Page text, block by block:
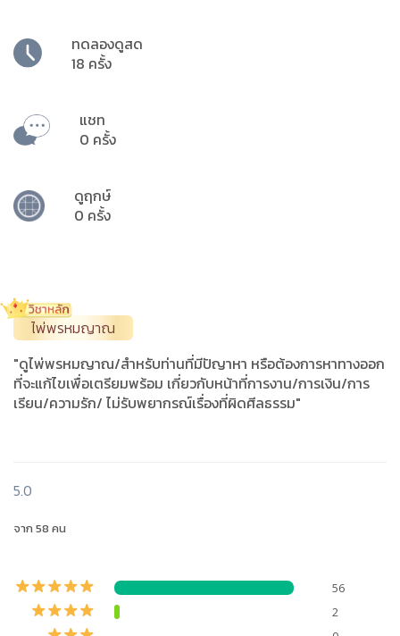
ทดลองดูสด
18 ครั้ง
แชท
0 ครั้ง
ดูฤกษ์
0 ครั้ง
ไพ่พรหมญาณ
"ดูไพ่พรหมญาณ/สำหรับท่านที่มีปัญาหา หรือต้องการหาทางออก
ที่จะแก้ไขเพื่อเตรียมพร้อม เกี่ยวกับหน้าที่การงาน/การเงิน/การ
เรียน/ความรัก/ ไม่รับพยากรณ์เรื่องที่ผิดศีลธรรม"
5.0
จาก 58 คน
56
2